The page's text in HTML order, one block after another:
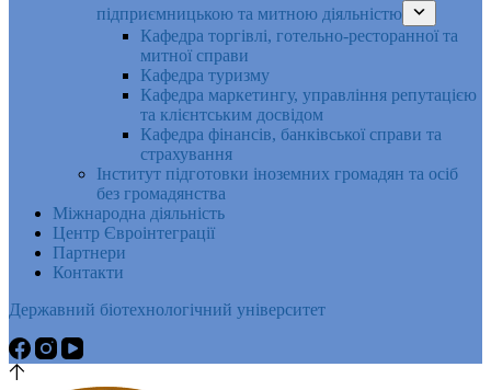
підприємницькою та митною діяльністю
Кафедра торгівлі, готельно-ресторанної та
митної справи
Кафедра туризму
Кафедра маркетингу, управління репутацією
та клієнтським досвідом
Кафедра фінансів, банківської справи та
страхування
Інститут підготовки іноземних громадян та осіб
без громадянства
Міжнародна діяльність
Центр Євроінтеграції
Партнери
Контакти
Державний біотехнологічний університет